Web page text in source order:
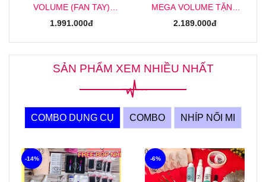
VOLUME (FAN TAY)
TẶNG KHOÁ HỌC NỐI MI
1.991.000đ
MEGA VOLUME TẶNG
KHOÁ HỌC NỐI MI MEGA
2.189.000đ
SẢN PHẨM XEM NHIỀU NHẤT
COMBO DỤNG CỤ COMBO NHÍP NỐI MI
-14% -6%